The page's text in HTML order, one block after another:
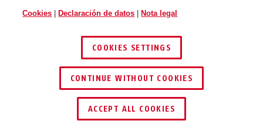
© 2026 ABUS
Canada
Nederland Polska
Cookies Declaración de datos Nota legal
COOKIES SETTINGS
CONTINUE WITHOUT COOKIES
ACCEPT ALL COOKIES